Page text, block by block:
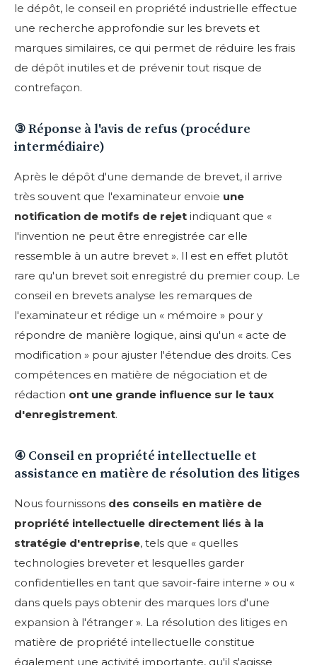
le dépôt, le conseil en propriété industrielle effectue
une recherche approfondie sur les brevets et
marques similaires, ce qui permet de réduire les frais
de dépôt inutiles et de prévenir tout risque de
contrefaçon.
③ Réponse à l'avis de refus (procédure
intermédiaire)
Après le dépôt d'une demande de brevet, il arrive
très souvent que l'examinateur envoie une
notification de motifs de rejet indiquant que «
l'invention ne peut être enregistrée car elle
ressemble à un autre brevet ». Il est en effet plutôt
rare qu'un brevet soit enregistré du premier coup. Le
conseil en brevets analyse les remarques de
l'examinateur et rédige un « mémoire » pour y
répondre de manière logique, ainsi qu'un « acte de
modification » pour ajuster l'étendue des droits. Ces
compétences en matière de négociation et de
rédaction ont une grande influence sur le taux
d'enregistrement.
④ Conseil en propriété intellectuelle et
assistance en matière de résolution des litiges
Nous fournissons des conseils en matière de
propriété intellectuelle directement liés à la
stratégie d'entreprise, tels que « quelles
technologies breveter et lesquelles garder
confidentielles en tant que savoir-faire interne » ou «
dans quels pays obtenir des marques lors d'une
expansion à l'étranger ». La résolution des litiges en
matière de propriété intellectuelle constitue
également une activité importante, qu'il s'agisse